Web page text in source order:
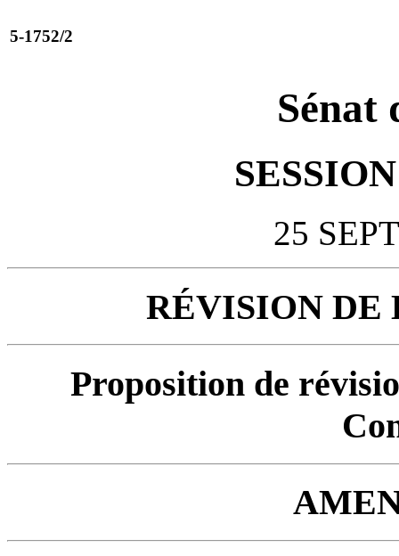
5-1752/2
Sénat
25
RÉVISION DE
Proposition de